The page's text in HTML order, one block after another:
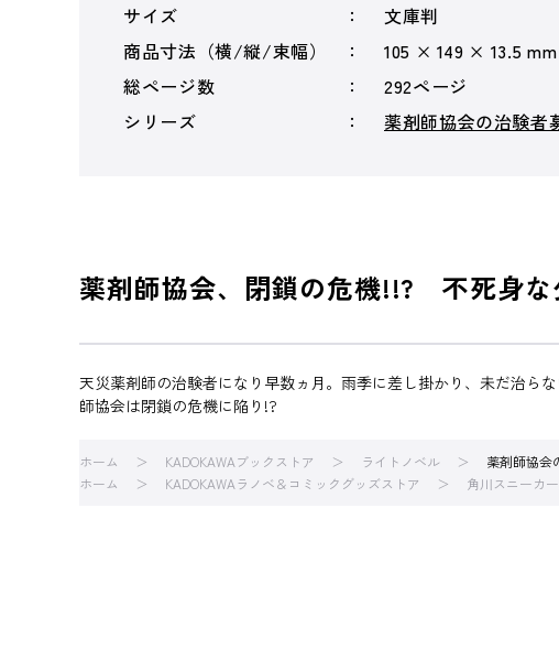
サイズ
文庫判
商品寸法（横/縦/束幅）
105 × 149 × 13.5 mm
総ページ数
292ページ
シリーズ
薬剤師協会の治験者
薬剤師協会、閉鎖の危機!!? 不死身
天災薬剤師の治験者になり早数ヵ月。雨季に差し掛かり、未だ治ら
師協会は閉鎖の危機に陥り!?
ホーム KADOKAWAブックストア ライトノベル
薬剤師協
ホーム
KADOKAWAラノベ＆コミックグッズストア 角川スニーカ